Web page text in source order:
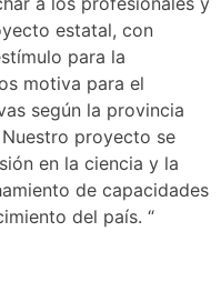
estatal, con
para la
motiva para el
según la provincia
proyecto se
en la ciencia y la
de capacidades
del país. “